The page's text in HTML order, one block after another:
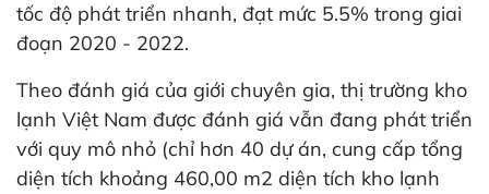
tốc độ phát triển nhanh, đạt mức 5.5% trong giai
đoạn 2020 - 2022.
Theo đánh giá của giới chuyên gia, thị trường kho
lạnh Việt Nam được đánh giá vẫn đang phát triển
với quy mô nhỏ (chỉ hơn 40 dự án, cung cấp tổng
diện tích khoảng 460,00 m2 diện tích kho lạnh